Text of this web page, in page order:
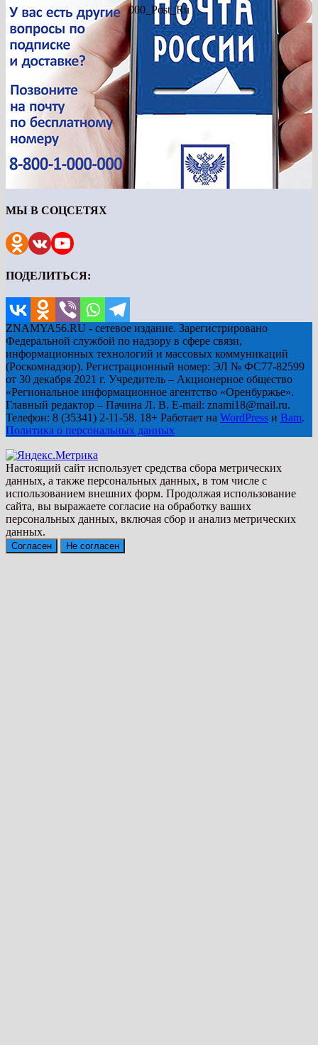
000_Post_Ru
МЫ В СОЦСЕТЯХ
ПОДЕЛИТЬСЯ:
ZNAMYA56.RU - сетевое издание. Зарегистрировано
Федеральной службой по надзору в сфере связи,
информационных технологий и массовых коммуникаций
(Роскомнадзор). Регистрационный номер: ЭЛ № ФС77-82599
от 30 декабря 2021 г. Учредитель – Акционерное общество
«Региональное информационное агентство «Оренбуржье».
Главный редактор – Пачина Л. В. E-mail: znami18@mail.ru.
Телефон: 8 (35341) 2-11-58. 18+ Работает на WordPress и Bam.
Политика о персональных данных
Настоящий сайт использует средства сбора метрических
данных, а также персональных данных, в том числе с
использованием внешних форм. Продолжая использование
сайта, вы выражаете согласие на обработку ваших
персональных данных, включая сбор и анализ метрических
данных.
Согласен Не согласен